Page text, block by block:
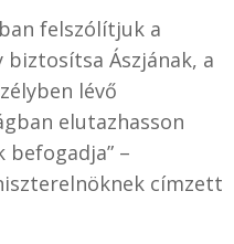
felszólítjuk a
Ászjának, a
lévő
elutazhasson
befogadja” –
címzett